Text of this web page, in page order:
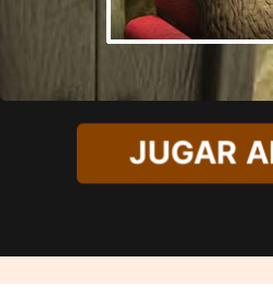
JUGAR